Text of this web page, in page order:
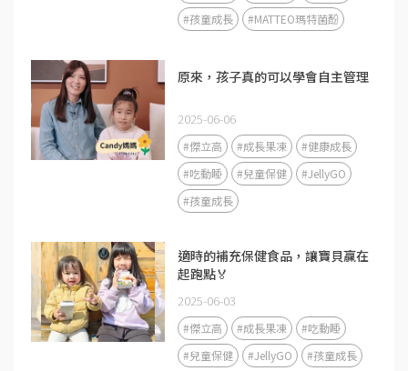
#孩童成長
#MATTEO瑪特菌酚
原來，孩子真的可以學會自主管理
2025-06-06
#傑立高 #成長果凍
#健康成長
#吃動睡
#兒童保健
#JellyGO
#孩童成長
適時的補充保健食品，讓寶貝贏在
起跑點🏅
2025-06-03
#傑立高 #成長果凍
#吃動睡
#兒童保健
#JellyGO
#孩童成長